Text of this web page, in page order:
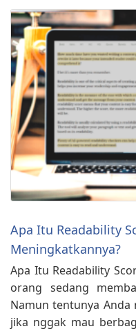
Apa Itu Readability
Meningkatkannya?
Apa Itu Readability
orang sedang
Namun tentunya
jika nggak mau